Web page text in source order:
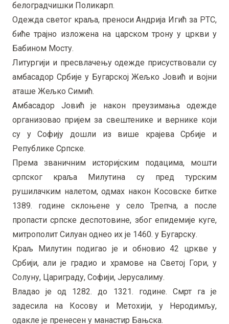
белоградчишки Поликарп.
Одежда светог краља, преноси Андрија Игић за РТС,
биће трајно изложена на царском трону у цркви у
Бабином Мосту.
Литургији и пресвлачењу одежде присуствовали су
амбасадор Србије у Бугарској Жељко Јовић и војни
аташе Жељко Симић.
Амбасадор Јовић је након преузимања одежде
организовао пријем за свештенике и вернике који
су у Софију дошли из више крајева Србије и
Републике Српске.
Према званичним историјским подацима, мошти
српског краља Милутина су пред турским
рушилачким налетом, одмах након Косовске битке
1389. године склоњене у село Трепча, а после
пропасти српске деспотовине, због епидемије куге,
митрополит Силуан однео их је 1460. у Бугарску.
Краљ Милутин подигао је и обновио 42 цркве у
Србији, али је градио и храмове на Светој Гори, у
Солуну, Цариграду, Софији, Јерусалиму.
Владао је од 1282. до 1321. године. Смрт га је
задесила на Косову и Метохији, у Неродимљу,
одакле је пренесен у манастир Бањска.